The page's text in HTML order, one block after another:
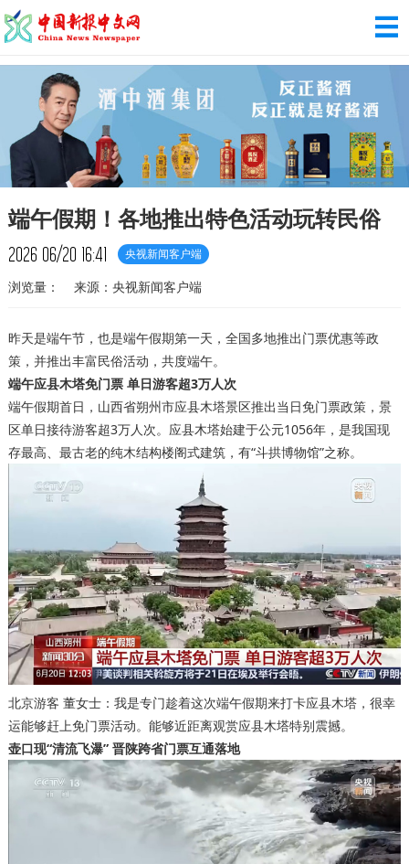
端午假期！各地推出特色活动玩转民俗
2026 06/20 16:41 央视新闻客户端
浏览量： 来源：央视新闻客户端
昨天是端午节，也是端午假期第一天，全国多地推出门票优惠等政
策，并推出丰富民俗活动，共度端午。
端午应县木塔免门票 单日游客超3万人次
端午假期首日，山西省朔州市应县木塔景区推出当日免门票政策，景
区单日接待游客超3万人次。应县木塔始建于公元1056年，是我国现
存最高、最古老的纯木结构楼阁式建筑，有“斗拱博物馆”之称。
北京游客 董女士：我是专门趁着这次端午假期来打卡应县木塔，很幸
运能够赶上免门票活动。能够近距离观赏应县木塔特别震撼。
壶口现“清流飞瀑” 晋陕跨省门票互通落地